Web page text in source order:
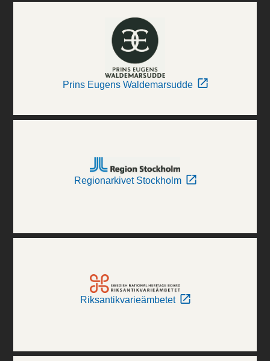
Prins Eugens Waldemarsudde
Regionarkivet Stockholm
Riksantikvarieämbetet